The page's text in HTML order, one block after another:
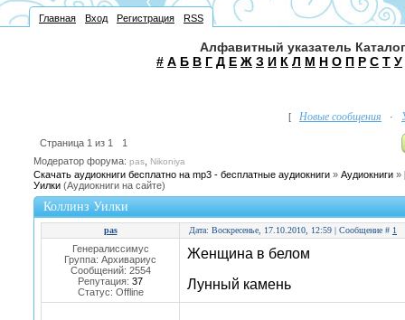
Главная Вход Регистрация RSS
Алфавитный указатель
# А Б В Г Д Е Ж З И К Л М Н О П Р С Т У
[ Новые сообщения ·
Страница 1 из 1
1
Модератор форума: pas Nikoniya
Скачать аудиокниги бесплатно на mp3 - бесплатные аудиокниги » Аудиокниги »
Уилки (Аудиокниги на сайте)
Коллинз Уилки
pas Дата: Воскресенье, 17.10.2010, 12:59 | Сообщение # 1
Генералиссимус
Группа: Архивариус
Сообщений: 2554
Репутация: 37
Статус: Offline
Женщина в белом
Лунный камень